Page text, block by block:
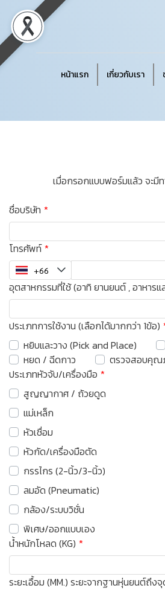
หน้าแรก เกี่ยวกับเรา
เมื่อกรอกแบบฟอร์มแล้ว จะมี
ชื่อบริษัท
โทรศัพท์
อุตสาหกรรมที่ใช้ (อาทิ ยานยนต์ , อาหาร
ประเภทการใช้งาน (เลือกได้มากกว่า 1ข้อ)
หยิบและวาง (Pick and Place)
หยด / ฉีดกาว
ตรวจสอบคุ
ประเภทหัวจับ/เครื่องมือ
สูญญากาศ / ถ้วยดูด
แม่เหล็ก
หัวเชื่อม
หัวกัด/เครื่องมือตัด
กรรไกร (2-นิ้ว/3-นิ้ว)
ลมอัด (Pneumatic)
กล้อง/ระบบวิชั่น
พิเศษ/ออกแบบเอง
น้ำหนักโหลด (KG)
ระยะเอื้อม (MM.) ระยะจากฐานหุ่นยนต์ถึง